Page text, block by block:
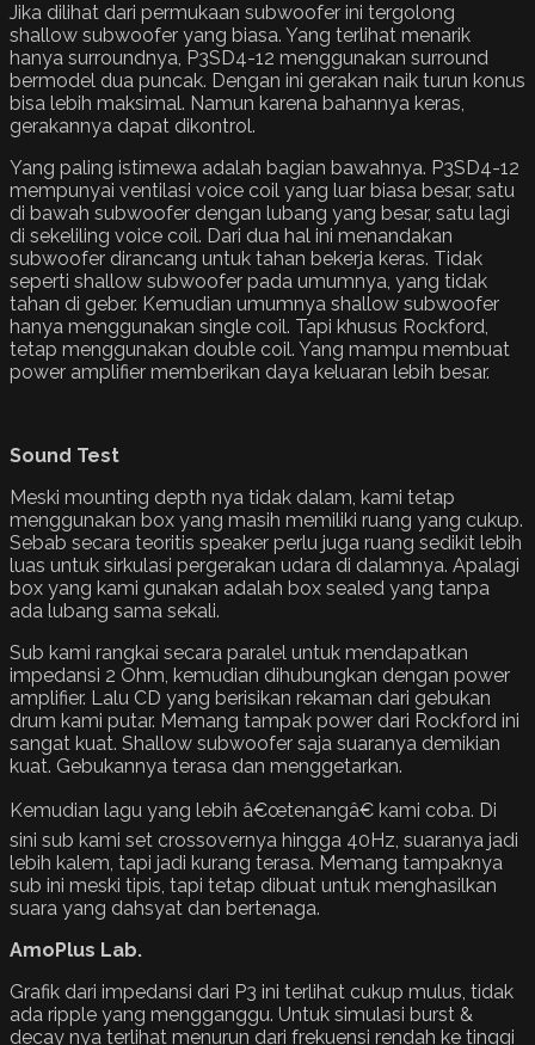
Jika dilihat dari permukaan subwoofer ini tergolong
shallow subwoofer yang biasa. Yang terlihat menarik
hanya surroundnya, P3SD4-12 menggunakan surround
bermodel dua puncak. Dengan ini gerakan naik turun konus
bisa lebih maksimal. Namun karena bahannya keras,
gerakannya dapat dikontrol.
Yang paling istimewa adalah bagian bawahnya. P3SD4-12
mempunyai ventilasi voice coil yang luar biasa besar, satu
di bawah subwoofer dengan lubang yang besar, satu lagi
di sekeliling voice coil. Dari dua hal ini menandakan
subwoofer dirancang untuk tahan bekerja keras. Tidak
seperti shallow subwoofer pada umumnya, yang tidak
tahan di geber. Kemudian umumnya shallow subwoofer
hanya menggunakan single coil. Tapi khusus Rockford,
tetap menggunakan double coil. Yang mampu membuat
power amplifier memberikan daya keluaran lebih besar.
Sound Test
Meski mounting depth nya tidak dalam, kami tetap
menggunakan box yang masih memiliki ruang yang cukup.
Sebab secara teoritis speaker perlu juga ruang sedikit lebih
luas untuk sirkulasi pergerakan udara di dalamnya. Apalagi
box yang kami gunakan adalah box sealed yang tanpa
ada lubang sama sekali.
Sub kami rangkai secara paralel untuk mendapatkan
impedansi 2 Ohm, kemudian dihubungkan dengan power
amplifier. Lalu CD yang berisikan rekaman dari gebukan
drum kami putar. Memang tampak power dari Rockford ini
sangat kuat. Shallow subwoofer saja suaranya demikian
kuat. Gebukannya terasa dan menggetarkan.
Kemudian lagu yang lebih â€œtenangâ€ kami coba. Di
sini sub kami set crossovernya hingga 40Hz, suaranya jadi
lebih kalem, tapi jadi kurang terasa. Memang tampaknya
sub ini meski tipis, tapi tetap dibuat untuk menghasilkan
suara yang dahsyat dan bertenaga.
AmoPlus Lab.
Grafik dari impedansi dari P3 ini terlihat cukup mulus, tidak
ada ripple yang mengganggu. Untuk simulasi burst &
decay nya terlihat menurun dari frekuensi rendah ke tinggi